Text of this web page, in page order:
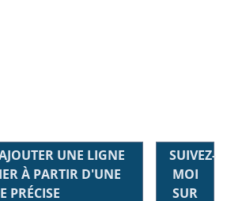
UNE LIGNE
À PARTIR D'UNE
PRÉCISE
SUIVEZ-
MOI
SUR